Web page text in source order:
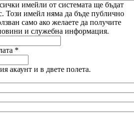
имейли от системата ще бъдат
Този имейл няма да бъде публично
само ако желаете да получите
и служебна информация.
*
акаунт и в двете полета.